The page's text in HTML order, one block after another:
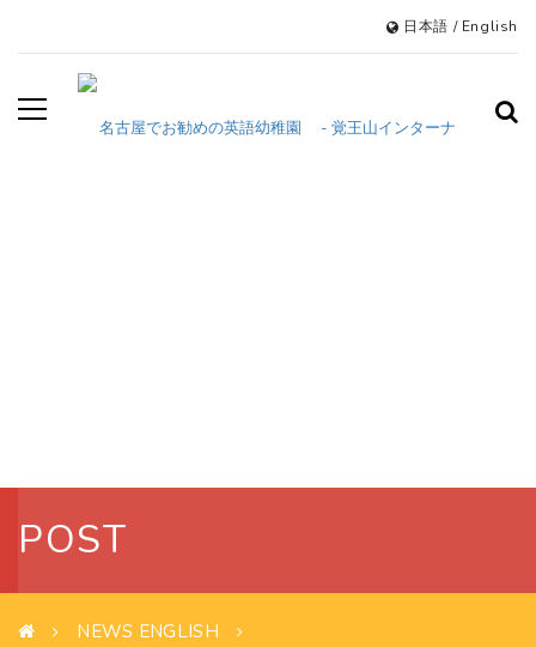
日本語 / English
POST
NEWS ENGLISH